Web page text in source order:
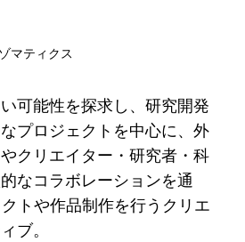
マティクス
可能性を探求し、研究開発
プロジェクトを中心に、外
クリエイター・研究者・科
なコラボレーションを通
トや作品制作を行うクリエ
ブ。